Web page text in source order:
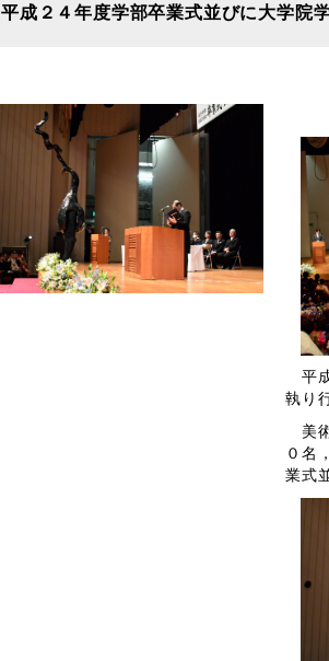
平成２４年度学部卒業式並びに大学院
平
執り
美術
０名
業式